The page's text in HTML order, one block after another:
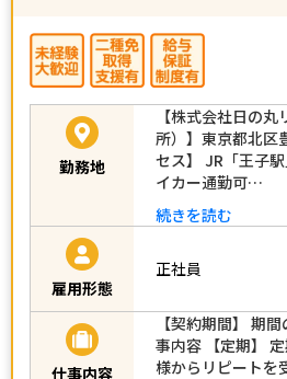
勤務地
【株式会社日の
所）】東京都北区
セス】 JR「王子
イカー通勤可…
続きを読む
雇用形態
正社員
仕事内容
【契約期間】 期
事内容 【定期】
様からリピートを